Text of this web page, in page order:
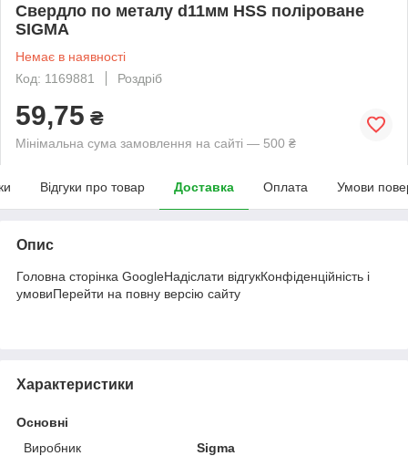
Свердло по металу d11мм HSS поліроване
SIGMA
Немає в наявності
Код: 1169881
Роздріб
59,75 ₴
Мінімальна сума замовлення на сайті — 500 ₴
Відгуки про товар Доставка Оплата Умови
Опис
Головна сторінка GoogleНадіслати відгукКонфіденційність і
умовиПерейти на повну версію сайту
Характеристики
Основні
Виробник
Sigma